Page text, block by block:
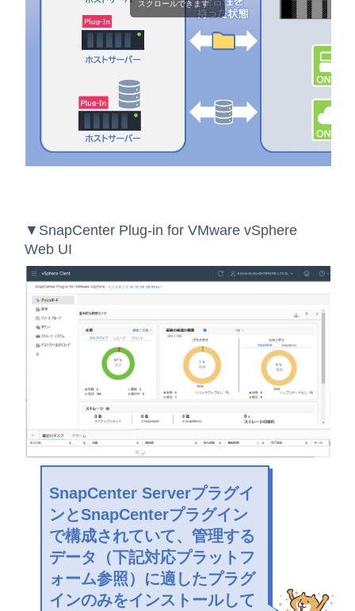
スクロールできます
▼SnapCenter Plug-in for VMware vSphere
Web UI
SnapCenter Serverプラグイ
ンとSnapCenterプラグイン
で構成されていて、管理する
データ（下記対応プラットフ
ォーム参照）に適したプラグ
インのみをインストールして